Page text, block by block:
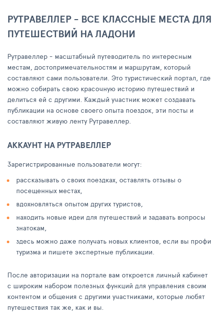
РУТРАВЕЛЛЕР - ВСЕ КЛАССНЫЕ МЕСТА ДЛЯ
ПУТЕШЕСТВИЙ НА ЛАДОНИ
Рутравеллер - масштабный путеводитель по интересным
местам, достопримечательностям и маршрутам, который
составляют сами пользователи. Это туристический портал, где
можно собирать свою красочную историю путешествий и
делиться ей с другими. Каждый участник может создавать
публикации на основе своего опыта поездок, эти посты и
составляют живую ленту Рутравеллер.
АККАУНТ НА РУТРАВЕЛЛЕР
Зарегистрированные пользователи могут:
рассказывать о своих поездках, оставлять отзывы о
посещенных местах,
вдохновляться опытом других туристов,
находить новые идеи для путешествий и задавать вопросы
знатокам,
здесь можно даже получать новых клиентов, если вы профи
туризма и пишете экспертные публикации.
После авторизации на портале вам откроется личный кабинет
с широким набором полезных функций для управления своим
контентом и общения с другими участниками, которые любят
путешествия так же, как и вы.